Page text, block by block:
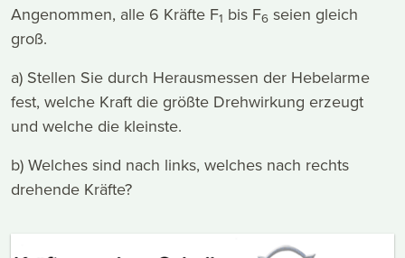
Angenommen, alle 6 Kräfte F1 bis F6 seien gleich
groß.
a) Stellen Sie durch Herausmessen der Hebelarme
fest, welche Kraft die größte Drehwirkung erzeugt
und welche die kleinste.
b) Welches sind nach links, welches nach rechts
drehende Kräfte?